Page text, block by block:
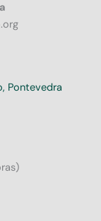
Pontevedra